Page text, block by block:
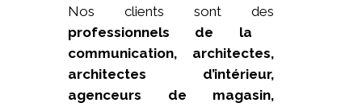
Nos clients sont des
professionnels de la
communication, architectes,
architectes d’intérieur,
agenceurs de magasin,